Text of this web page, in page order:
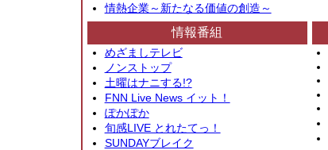
情熱企業～新たなる価値の創造～
情報番組
めざましテレビ
ノンストップ
土曜はナニする!?
FNN Live News イット！
ぽかぽか
旬感LIVE とれたてっ！
SUNDAYブレイク